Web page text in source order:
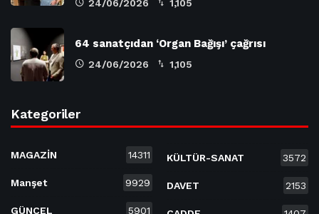
24/06/2026 1,105
64 sanatçıdan ‘Organ Bağışı’ çağrısı
24/06/2026 1,105
Kategoriler
MAGAZİN 14311
Manşet 9929
GÜNCEL 5901
KÜLTÜR-SANAT 3572
DAVET 2153